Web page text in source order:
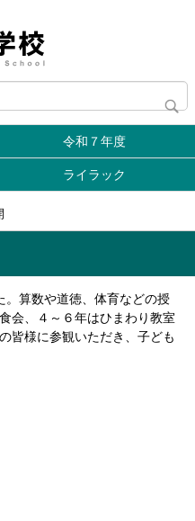
令和７年度
ライラック
算数や道徳、体育などの授
会、４～６年はひまわり教室
皆様に参観いただき、子ども